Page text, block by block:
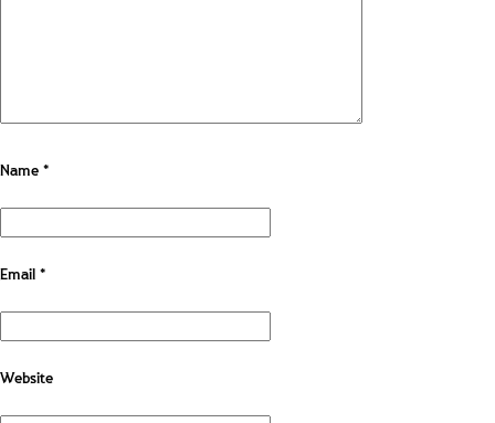
Name*
Email*
Website